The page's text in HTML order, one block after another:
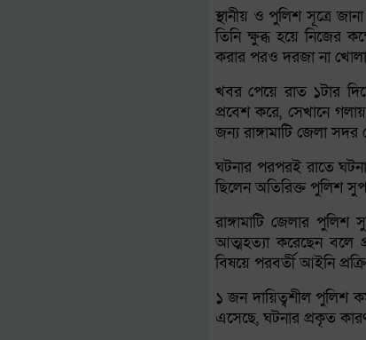
স্থানীয় ও পুলিশ সূত্রে
তিনি ক্ষুব্ধ হয়ে নিজের
করার পরও দরজা না
খবর পেয়ে রাত ১টার
প্রবেশ করে, সেখানে
জন্য রাঙ্গামাটি জেলা
ঘটনার পরপরই রাতে
ছিলেন অতিরিক্ত পুলিশ
রাঙ্গামাটি জেলার
আত্মহত্যা করেছেন বলে
বিষয়ে পরবর্তী আইনি
১ জন দায়িত্বশীল পুলিশ
এসেছে, ঘটনার প্রকৃত